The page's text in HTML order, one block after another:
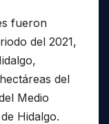
fueron
del 2021,
del
Medio
Hidalgo.